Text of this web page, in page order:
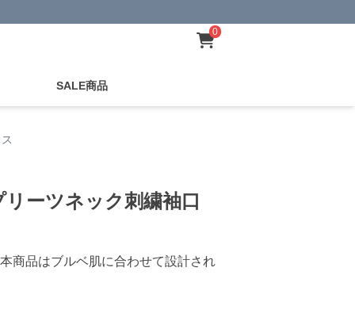
0
SALE商品
ーツネック刺繍袖口
本商品はブルベ肌に合わせて設計され